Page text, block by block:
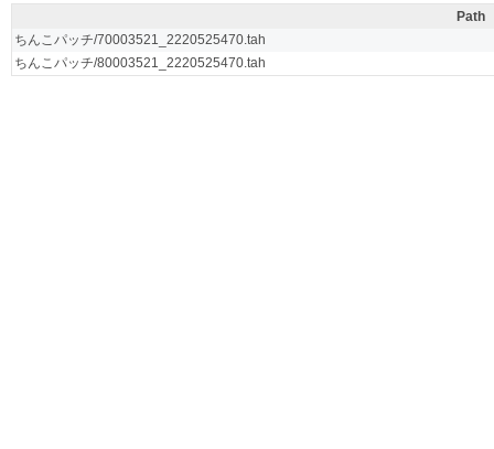
Path
ちんこパッチ/70003521_2220525470.tah
ちんこパッチ/80003521_2220525470.tah